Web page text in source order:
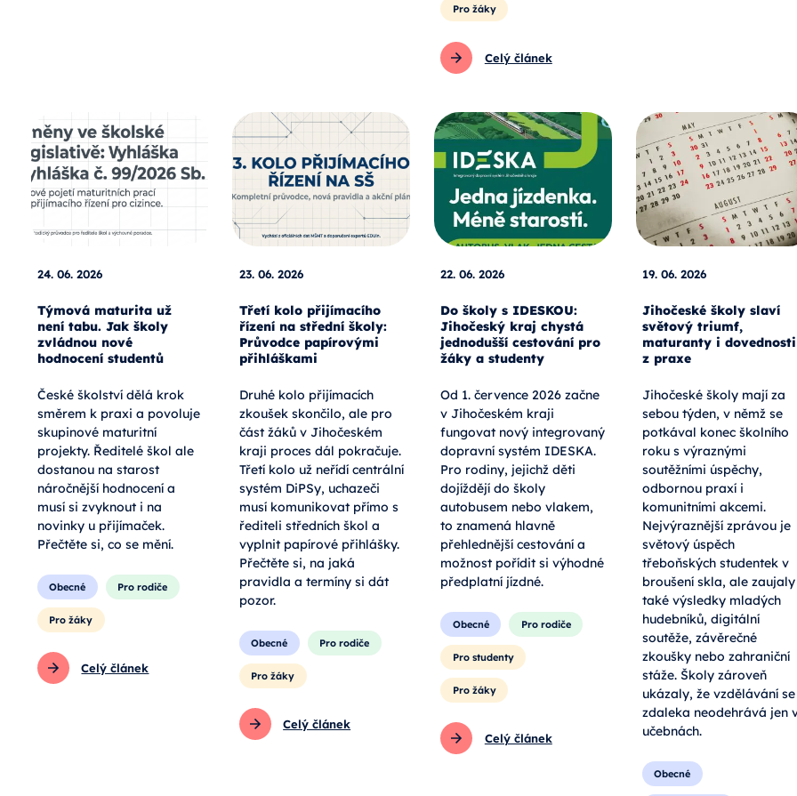
Pro žáky
Celý článek
24. 06. 2026
Týmová maturita už
není tabu. Jak školy
zvládnou nové
hodnocení studentů
České školství dělá krok
směrem k praxi a povoluje
skupinové maturitní
projekty. Ředitelé škol ale
dostanou na starost
náročnější hodnocení a
musí si zvyknout i na
novinky u přijímaček.
Přečtěte si, co se mění.
Obecné Pro rodiče
Pro žáky
Celý článek
23. 06. 2026
Třetí kolo přijímacího
řízení na střední školy:
Průvodce papírovými
přihláškami
Druhé kolo přijímacích
zkoušek skončilo, ale pro
část žáků v Jihočeském
kraji proces dál pokračuje.
Třetí kolo už neřídí centrální
systém DiPSy, uchazeči
musí komunikovat přímo s
řediteli středních škol a
vyplnit papírové přihlášky.
Přečtěte si, na jaká
pravidla a termíny si dát
pozor.
Obecné Pro rodiče
Pro žáky
Celý článek
22. 06. 2026
Do školy s IDESKOU:
Jihočeský kraj chystá
jednodušší cestování pro
žáky a studenty
Od 1. července 2026 začne
v Jihočeském kraji
fungovat nový integrovaný
dopravní systém IDESKA.
Pro rodiny, jejichž děti
dojíždějí do školy
autobusem nebo vlakem,
to znamená hlavně
přehlednější cestování a
možnost pořídit si výhodné
předplatní jízdné.
Obecné Pro rodiče
Pro studenty
Pro žáky
Celý článek
19. 06. 2026
Jihočeské školy slaví
světový triumf,
maturanty i dovednosti
z praxe
Jihočeské školy mají za
sebou týden, v němž se
potkával konec školního
roku s výraznými
soutěžními úspěchy,
odbornou praxí i
komunitními akcemi.
Nejvýraznější zprávou je
světový úspěch
třeboňských studentek v
broušení skla, ale zaujaly
také výsledky mladých
hudebníků, digitální
soutěže, závěrečné
zkoušky nebo zahraniční
stáže. Školy zároveň
ukázaly, že vzdělávání se
zdaleka neodehrává jen
učebnách.
Obecné